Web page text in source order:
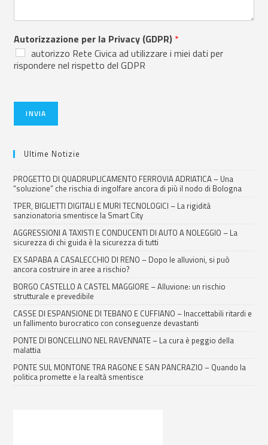
Autorizzazione per la Privacy (GDPR) *
autorizzo Rete Civica ad utilizzare i miei dati per
rispondere nel rispetto del GDPR
INVIA
Ultime Notizie
PROGETTO DI QUADRUPLICAMENTO FERROVIA ADRIATICA – Una
“soluzione” che rischia di ingolfare ancora di più il nodo di Bologna
TPER, BIGLIETTI DIGITALI E MURI TECNOLOGICI – La rigidità
sanzionatoria smentisce la Smart City
AGGRESSIONI A TAXISTI E CONDUCENTI DI AUTO A NOLEGGIO – La
sicurezza di chi guida è la sicurezza di tutti
EX SAPABA A CASALECCHIO DI RENO – Dopo le alluvioni, si può
ancora costruire in aree a rischio?
BORGO CASTELLO A CASTEL MAGGIORE – Alluvione: un rischio
strutturale e prevedibile
CASSE DI ESPANSIONE DI TEBANO E CUFFIANO – Inaccettabili ritardi e
un fallimento burocratico con conseguenze devastanti
PONTE DI BONCELLINO NEL RAVENNATE – La cura è peggio della
malattia
PONTE SUL MONTONE TRA RAGONE E SAN PANCRAZIO – Quando la
politica promette e la realtà smentisce